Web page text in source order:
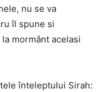
nu se va
îl spune si
mormânt acelasi
înteleptului Sirah: